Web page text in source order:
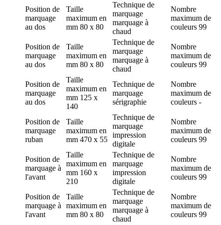
Position de
marquage
au dos
Taille
maximum en
mm 80 x 80
Technique de
marquage
marquage à
chaud
Nombre
maximum de
couleurs 99
Position de
marquage
au dos
Taille
maximum en
mm 80 x 80
Technique de
marquage
marquage à
chaud
Nombre
maximum de
couleurs 99
Position de
marquage
au dos
Taille
maximum en
mm 125 x
140
Technique de
marquage
sérigraphie
Nombre
maximum de
couleurs -
Position de
marquage
ruban
Taille
maximum en
mm 470 x 55
Technique de
marquage
impression
digitale
Nombre
maximum de
couleurs 99
Position de
marquage à
l'avant
Taille
maximum en
mm 160 x
210
Technique de
marquage
impression
digitale
Nombre
maximum de
couleurs 99
Position de
marquage à
l'avant
Taille
maximum en
mm 80 x 80
Technique de
marquage
marquage à
chaud
Nombre
maximum de
couleurs 99